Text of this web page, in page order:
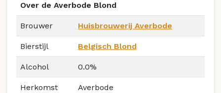
Over de Averbode Blond
Brouwer Huisbrouwerij Averbode
Bierstijl Belgisch Blond
Alcohol 0.0%
Herkomst Averbode